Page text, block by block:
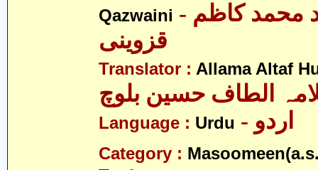
Qazwaini - آیت اللہ سید محمد کاظم
قزوینی
Translator : Allama Altaf
الطاف حسین بلوچ
Language : Urdu - اردو
Category :